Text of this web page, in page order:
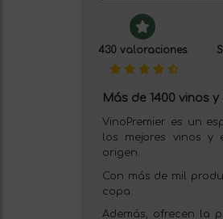
430 valoraciones
Más de 1400 vinos
VinoPremier es un
los mejores vinos y
origen.
Con más de mil
copa.
Además, ofrecen la